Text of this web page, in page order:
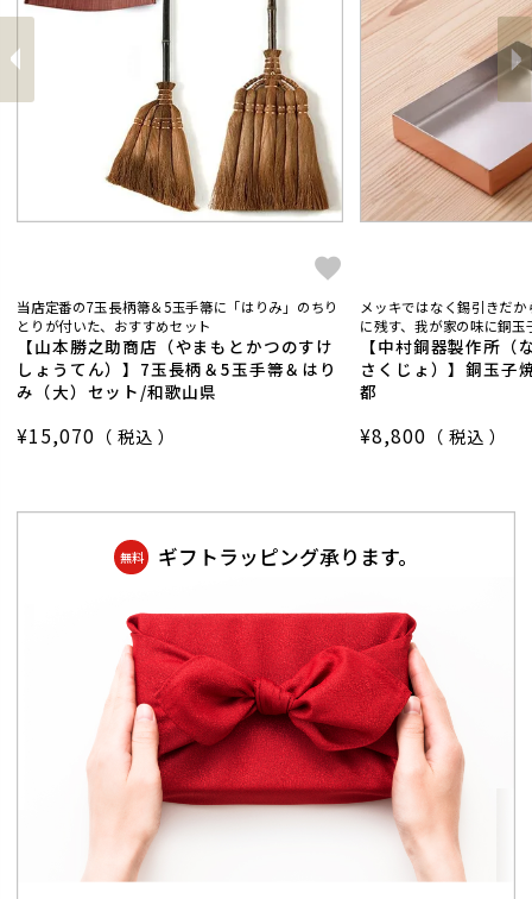
前
へ
当店定番の7玉長柄箒＆5玉手箒に「はりみ」のちり
とりが付いた、おすすめセット
【山本勝之助商店（やまもとかつのすけ
しょうてん）】7玉長柄＆5玉手箒＆はり
み（大）セット/和歌山県
¥15,070 税込
メッキではなく錫引きだ
に残す、我が家の味に
【中村銅器製作所（
さくじょ）】銅玉
都
¥8,800 税込
次
へ
無料 ギフトラッピング承ります。